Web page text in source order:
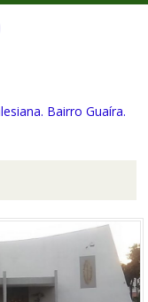
Bairro Guaíra.